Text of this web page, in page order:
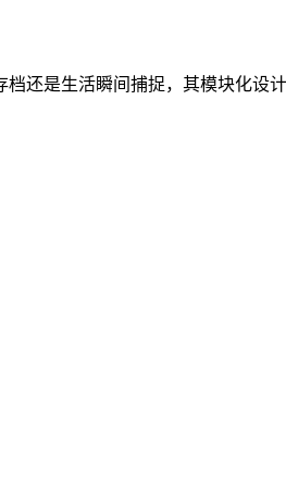
还是生活瞬间捕捉，其模块化设